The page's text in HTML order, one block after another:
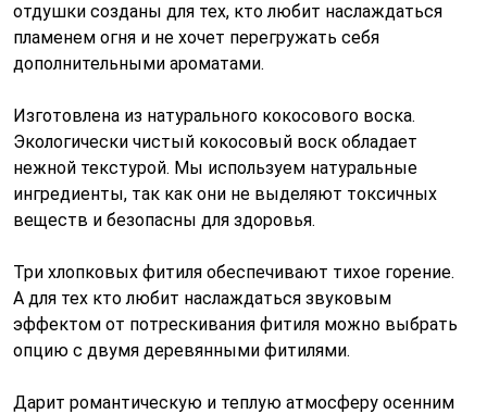
отдушки созданы для тех, кто любит наслаждаться
пламенем огня и не хочет перегружать себя
дополнительными ароматами.
Изготовлена из натурального кокосового воска.
Экологически чистый кокосовый воск обладает
нежной текстурой. Мы используем натуральные
ингредиенты, так как они не выделяют токсичных
веществ и безопасны для здоровья.
Три хлопковых фитиля обеспечивают тихое горение.
А для тех кто любит наслаждаться звуковым
эффектом от потрескивания фитиля можно выбрать
опцию с двумя деревянными фитилями.
Дарит романтическую и теплую атмосферу осенним